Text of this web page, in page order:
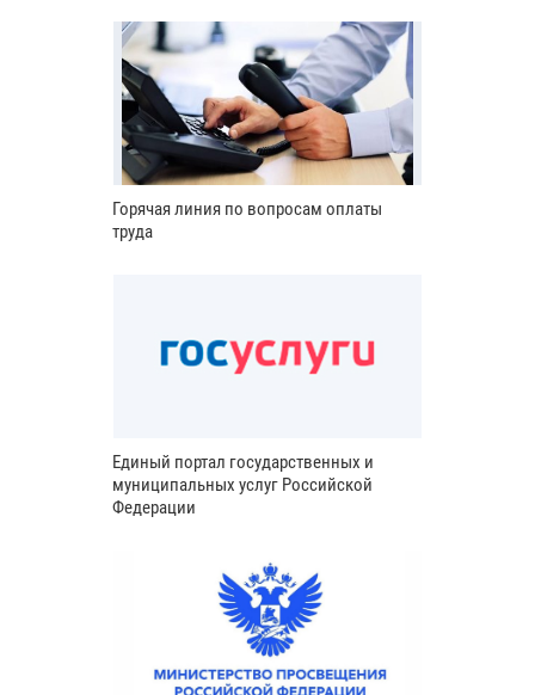
Горячая линия по вопросам оплаты
труда
Единый портал государственных и
муниципальных услуг Российской
Федерации